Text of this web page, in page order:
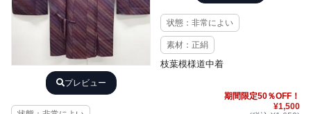
プレビュー
状態：非常によい
素材：正絹
枝葉模様道中着
期間限定50％OFF！
¥1,500